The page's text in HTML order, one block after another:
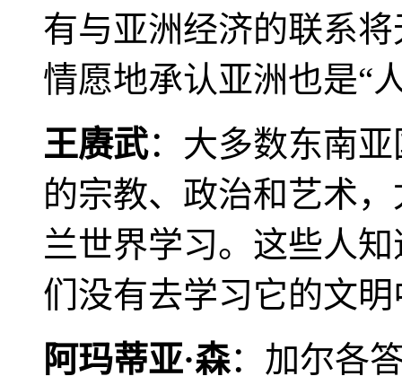
有与亚洲经济的联系
情愿地承认亚洲也是“
王赓武：大多数东南
的宗教、政治和艺术
兰世界学习。这些人
们没有去学习它的文
阿玛蒂亚·森：加尔各